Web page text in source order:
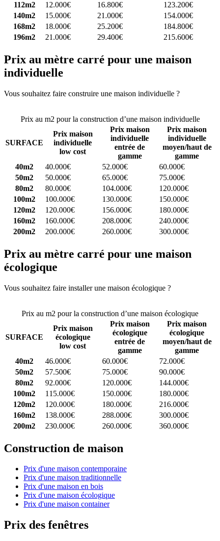
112m2
12.000€ 16.800€
123.200€
140m2
15.000€ 21.000€
154.000€
168m2
18.000€ 25.200€
184.800€
196m2
21.000€ 29.400€ 215.600€
Prix au mètre carré pour une maison
individuelle
Vous souhaitez faire construire une maison individuelle ?
Prix au m2 pour la construction d’une maison individuelle
SURFACE
Prix maison
individuelle
low cost
Prix maison
individuelle
entrée de
gamme
Prix maison
individuelle
moyen/haut de
gamme
40m2
40.000€ 52.000€
60.000€
50m2
50.000€ 65.000€
75.000€
80m2
80.000€ 104.000€
120.000€
100m2
100.000€ 130.000€
150.000€
120m2
120.000€ 156.000€
180.000€
160m2
160.000€ 208.000€
240.000€
200m2
200.000€ 260.000€ 300.000€
Prix au mètre carré pour une maison
écologique
Vous souhaitez faire installer une maison écologique ?
Prix au m2 pour la construction d’une maison écologique
SURFACE
Prix maison
écologique
low cost
Prix maison
écologique
entrée de
gamme
Prix maison
écologique
moyen/haut de
gamme
40m2
46.000€ 60.000€
72.000€
50m2
57.500€ 75.000€
90.000€
80m2
92.000€ 120.000€
144.000€
100m2
115.000€ 150.000€
180.000€
120m2
120.000€ 180.000€
216.000€
160m2
138.000€ 288.000€
300.000€
200m2
230.000€ 260.000€ 360.000€
Construction de maison
Prix d'une maison contemporaine
Prix d'une maison traditionnelle
Prix d'une maison en bois
Prix d'une maison écologique
Prix d'une maison container
Prix des fenêtres